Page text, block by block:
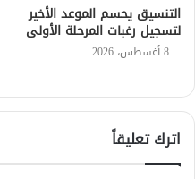
التنسيق يحسم الموعد الأخير
لتسجيل رغبات المرحلة الأولى
8 أغسطس، 2026
اترك تعليقاً